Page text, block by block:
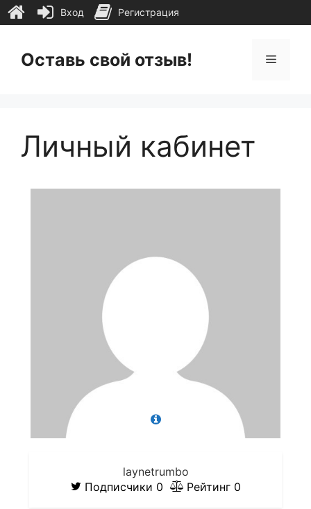
содержимому
Оставь свой отзыв! Меню
Личный кабинет
laynetrumbo
Подписчики 0 Рейтинг 0
Вход Регистрация